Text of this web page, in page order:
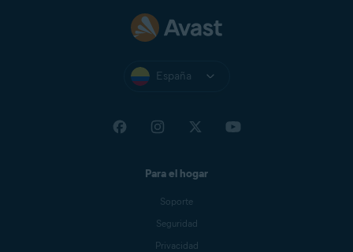
España
Para el hogar
Soporte
Seguridad
Privacidad